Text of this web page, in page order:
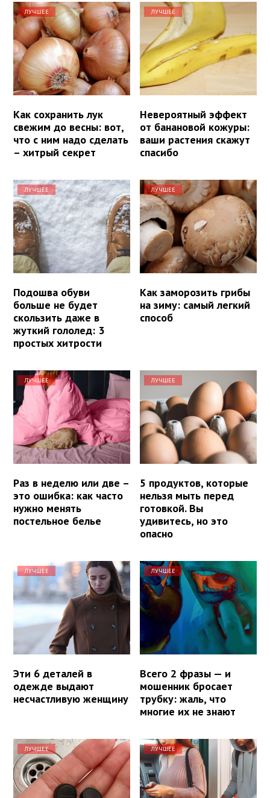
ЛУЧШЕЕ
Как сохранить лук
свежим до весны: вот,
что с ним надо сделать
– хитрый секрет
ЛУЧШЕЕ
Невероятный эффект
от банановой кожуры:
ваши растения скажут
спасибо
ЛУЧШЕЕ
Подошва обуви
больше не будет
скользить даже в
жуткий гололед: 3
простых хитрости
ЛУЧШЕЕ
Как заморозить грибы
на зиму: самый легкий
способ
ЛУЧШЕЕ
Раз в неделю или две –
это ошибка: как часто
нужно менять
постельное белье
ЛУЧШЕЕ
5 продуктов, которые
нельзя мыть перед
готовкой. Вы
удивитесь, но это
опасно
ЛУЧШЕЕ
Эти 6 деталей в
одежде выдают
несчастливую женщину
ЛУЧШЕЕ
Всего 2 фразы — и
мошенник бросает
трубку: жаль, что
многие их не знают
ЛУЧШЕЕ ЛУЧШЕЕ